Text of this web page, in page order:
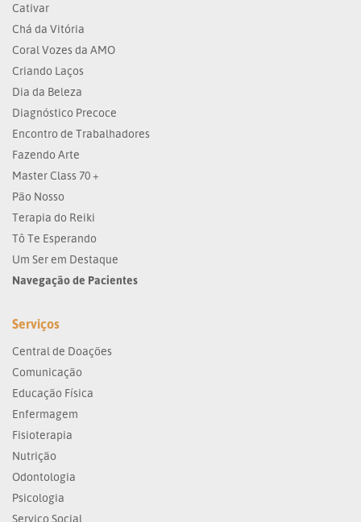
Cativar
Chá da Vitória
Coral Vozes da AMO
Criando Laços
Dia da Beleza
Diagnóstico Precoce
Encontro de Trabalhadores
Fazendo Arte
Master Class 70 +
Pão Nosso
Terapia do Reiki
Tô Te Esperando
Um Ser em Destaque
Navegação de Pacientes
Serviços
Central de Doações
Comunicação
Educação Física
Enfermagem
Fisioterapia
Nutrição
Odontologia
Psicologia
Serviço Social